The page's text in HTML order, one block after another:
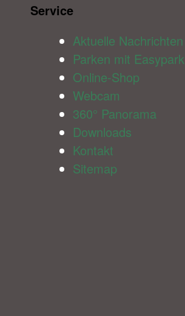
Service​
Aktuelle Nachrichten
Parken mit Easypark
Online-Shop
Webcam
360° Panorama
Downloads
Kontakt
Sitemap